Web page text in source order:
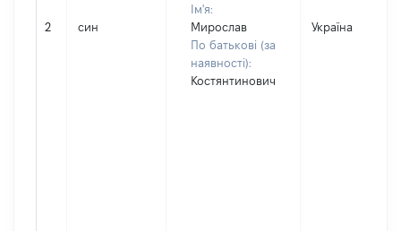
2 син
Ім'я:
Мирослав
По батькові (за
наявності):
Костянтинович
Україна